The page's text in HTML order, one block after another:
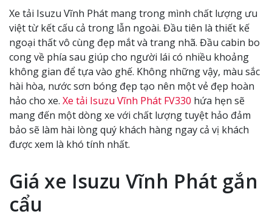
Xe tải Isuzu Vĩnh Phát mang trong mình chất lượng ưu
việt từ kết cấu cả trong lẫn ngoài. Đầu tiên là thiết kế
ngoại thất vô cùng đẹp mắt và trang nhã. Đầu cabin bo
cong về phía sau giúp cho người lái có nhiều khoảng
không gian để tựa vào ghế. Không những vậy, màu sắc
hài hòa, nước sơn bóng đẹp tạo nên một vẻ đẹp hoàn
hảo cho xe. Xe tải Isuzu Vĩnh Phát FV330 hứa hẹn sẽ
mang đến một dòng xe với chất lượng tuyệt hảo đảm
bảo sẽ làm hài lòng quý khách hàng ngay cả vị khách
được xem là khó tính nhất.
Giá xe Isuzu Vĩnh Phát gắn
cẩu